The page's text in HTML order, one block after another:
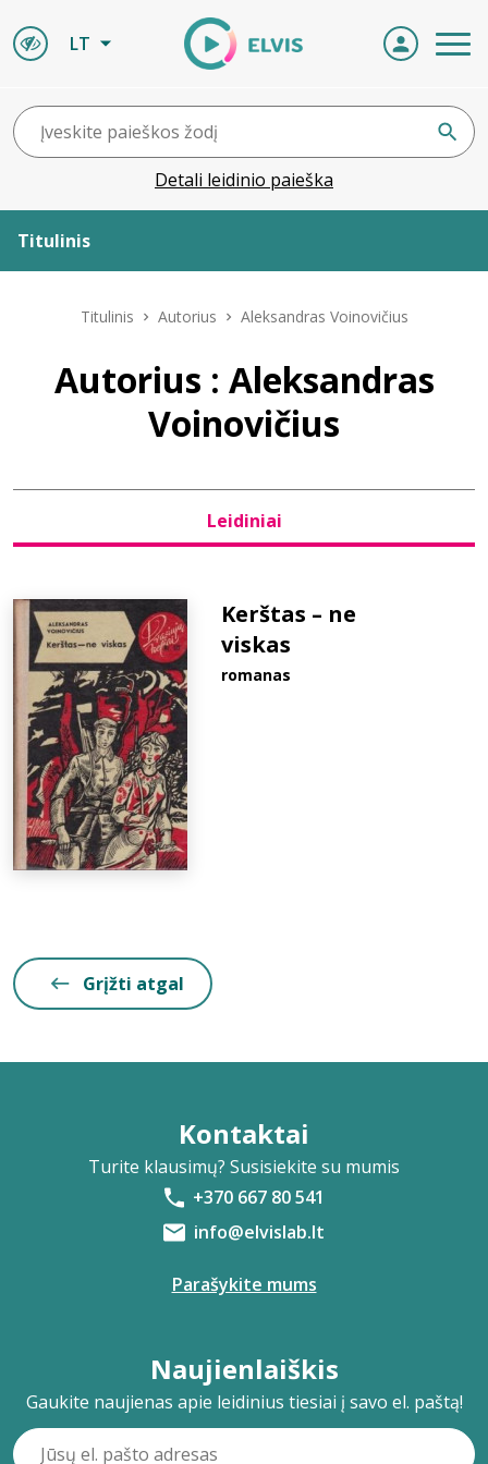
LT
Detali leidinio paieška
Titulinis
Leidiniai
Naujienos
Bibliotekoms
D.U.K.
Titulinis Autorius Aleksandras Voinovičius
Autorius : Aleksandras
Voinovičius
Leidiniai
Kerštas – ne
viskas
romanas
Grįžti atgal
Kontaktai
Turite klausimų? Susisiekite su mumis
+370 667 80 541
info@elvislab.lt
Parašykite mums
Naujienlaiškis
Gaukite naujienas apie leidinius tiesiai į savo el. paštą!